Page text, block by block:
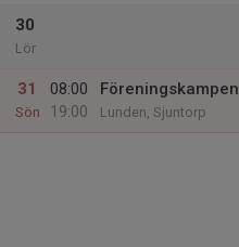
30
Lör
31
Sön
08:00
19:00
Föreningskampen
Lunden, Sjuntorp